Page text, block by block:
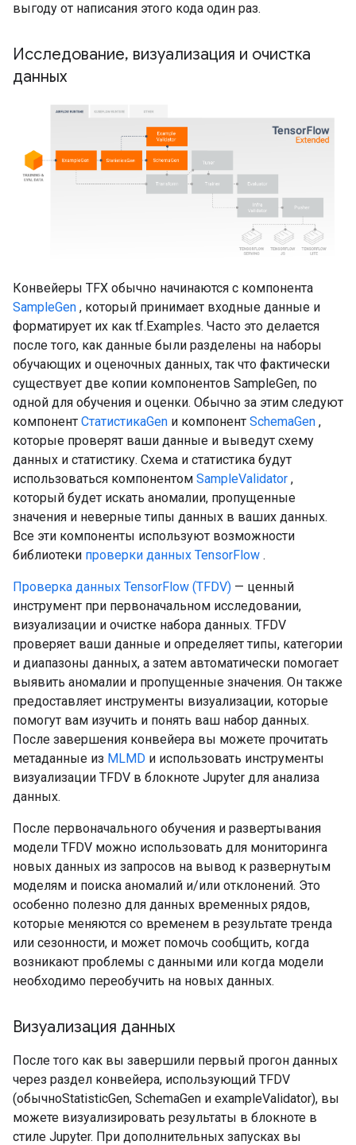
выгоду от написания этого кода один раз.
Исследование, визуализация и очистка
данных
Конвейеры TFX обычно начинаются с компонента
SampleGen , который принимает входные данные и
форматирует их как tf.Examples. Часто это делается
после того, как данные были разделены на наборы
обучающих и оценочных данных, так что фактически
существует две копии компонентов SampleGen, по
одной для обучения и оценки. Обычно за этим следуют
компонент СтатистикаGen и компонент SchemaGen ,
которые проверят ваши данные и выведут схему
данных и статистику. Схема и статистика будут
использоваться компонентом SampleValidator ,
который будет искать аномалии, пропущенные
значения и неверные типы данных в ваших данных.
Все эти компоненты используют возможности
библиотеки проверки данных TensorFlow .
Проверка данных TensorFlow (TFDV) — ценный
инструмент при первоначальном исследовании,
визуализации и очистке набора данных. TFDV
проверяет ваши данные и определяет типы, категории
и диапазоны данных, а затем автоматически помогает
выявить аномалии и пропущенные значения. Он также
предоставляет инструменты визуализации, которые
помогут вам изучить и понять ваш набор данных.
После завершения конвейера вы можете прочитать
метаданные из MLMD и использовать инструменты
визуализации TFDV в блокноте Jupyter для анализа
данных.
После первоначального обучения и развертывания
модели TFDV можно использовать для мониторинга
новых данных из запросов на вывод к развернутым
моделям и поиска аномалий и/или отклонений. Это
особенно полезно для данных временных рядов,
которые меняются со временем в результате тренда
или сезонности, и может помочь сообщить, когда
возникают проблемы с данными или когда модели
необходимо переобучить на новых данных.
Визуализация данных
После того как вы завершили первый прогон данных
через раздел конвейера, использующий TFDV
(обычноStatisticGen, SchemaGen и exampleValidator), вы
можете визуализировать результаты в блокноте в
стиле Jupyter. При дополнительных запусках вы